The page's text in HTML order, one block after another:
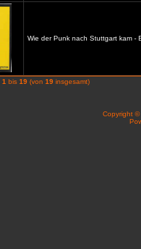
Wie der Punk nach Stuttgart kam -
1 bis 19 (von 19 insgesamt)
Copyright